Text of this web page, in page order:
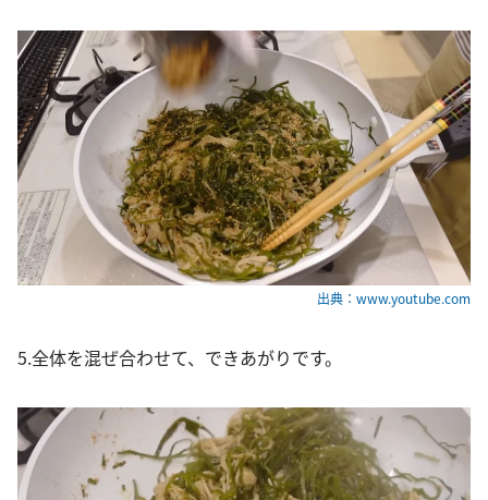
出典：www.youtube.com
5.全体を混ぜ合わせて、できあがりです。